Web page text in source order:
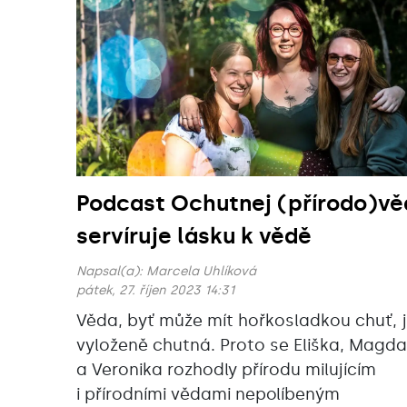
Podcast Ochutnej
servíruje lásku k vědě
Napsal(a): Marcela Uhlíková
pátek, 27. říjen 2023 14:31
Věda, byť může mít hořkosladkou chuť,
vyloženě chutná. Proto se Eliška, Magda
a Veronika rozhodly přírodu milujícím
i přírodními vědami nepolíbeným